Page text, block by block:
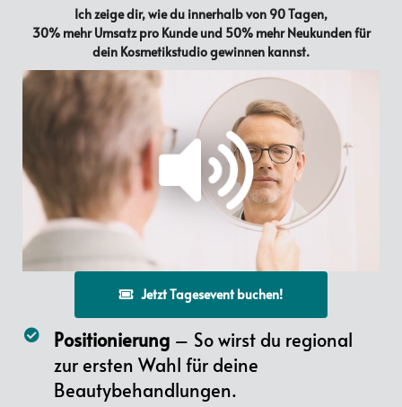
Ich zeige dir, wie du innerhalb von 90 Tagen,
30% mehr Umsatz pro Kunde und 50% mehr Neukunden für
dein Kosmetikstudio gewinnen kannst.
100.00%
Rate
Jetzt Tagesevent buchen!
Positionierung – So wirst du regional
zur ersten Wahl für deine
Beautybehandlungen.